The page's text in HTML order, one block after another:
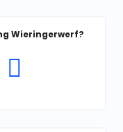
Wieringerwerf?